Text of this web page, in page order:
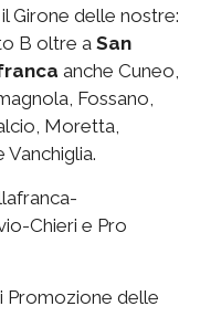
Girone delle nostre:
B oltre a San
anche Cuneo,
Fossano,
Moretta,
Chieri e Pro
Promozione delle